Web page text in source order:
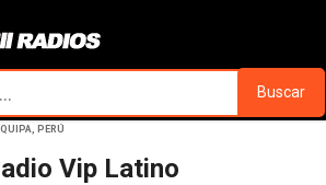
Ir al contenido principal
Buscar
PERÚ
Vip Latino